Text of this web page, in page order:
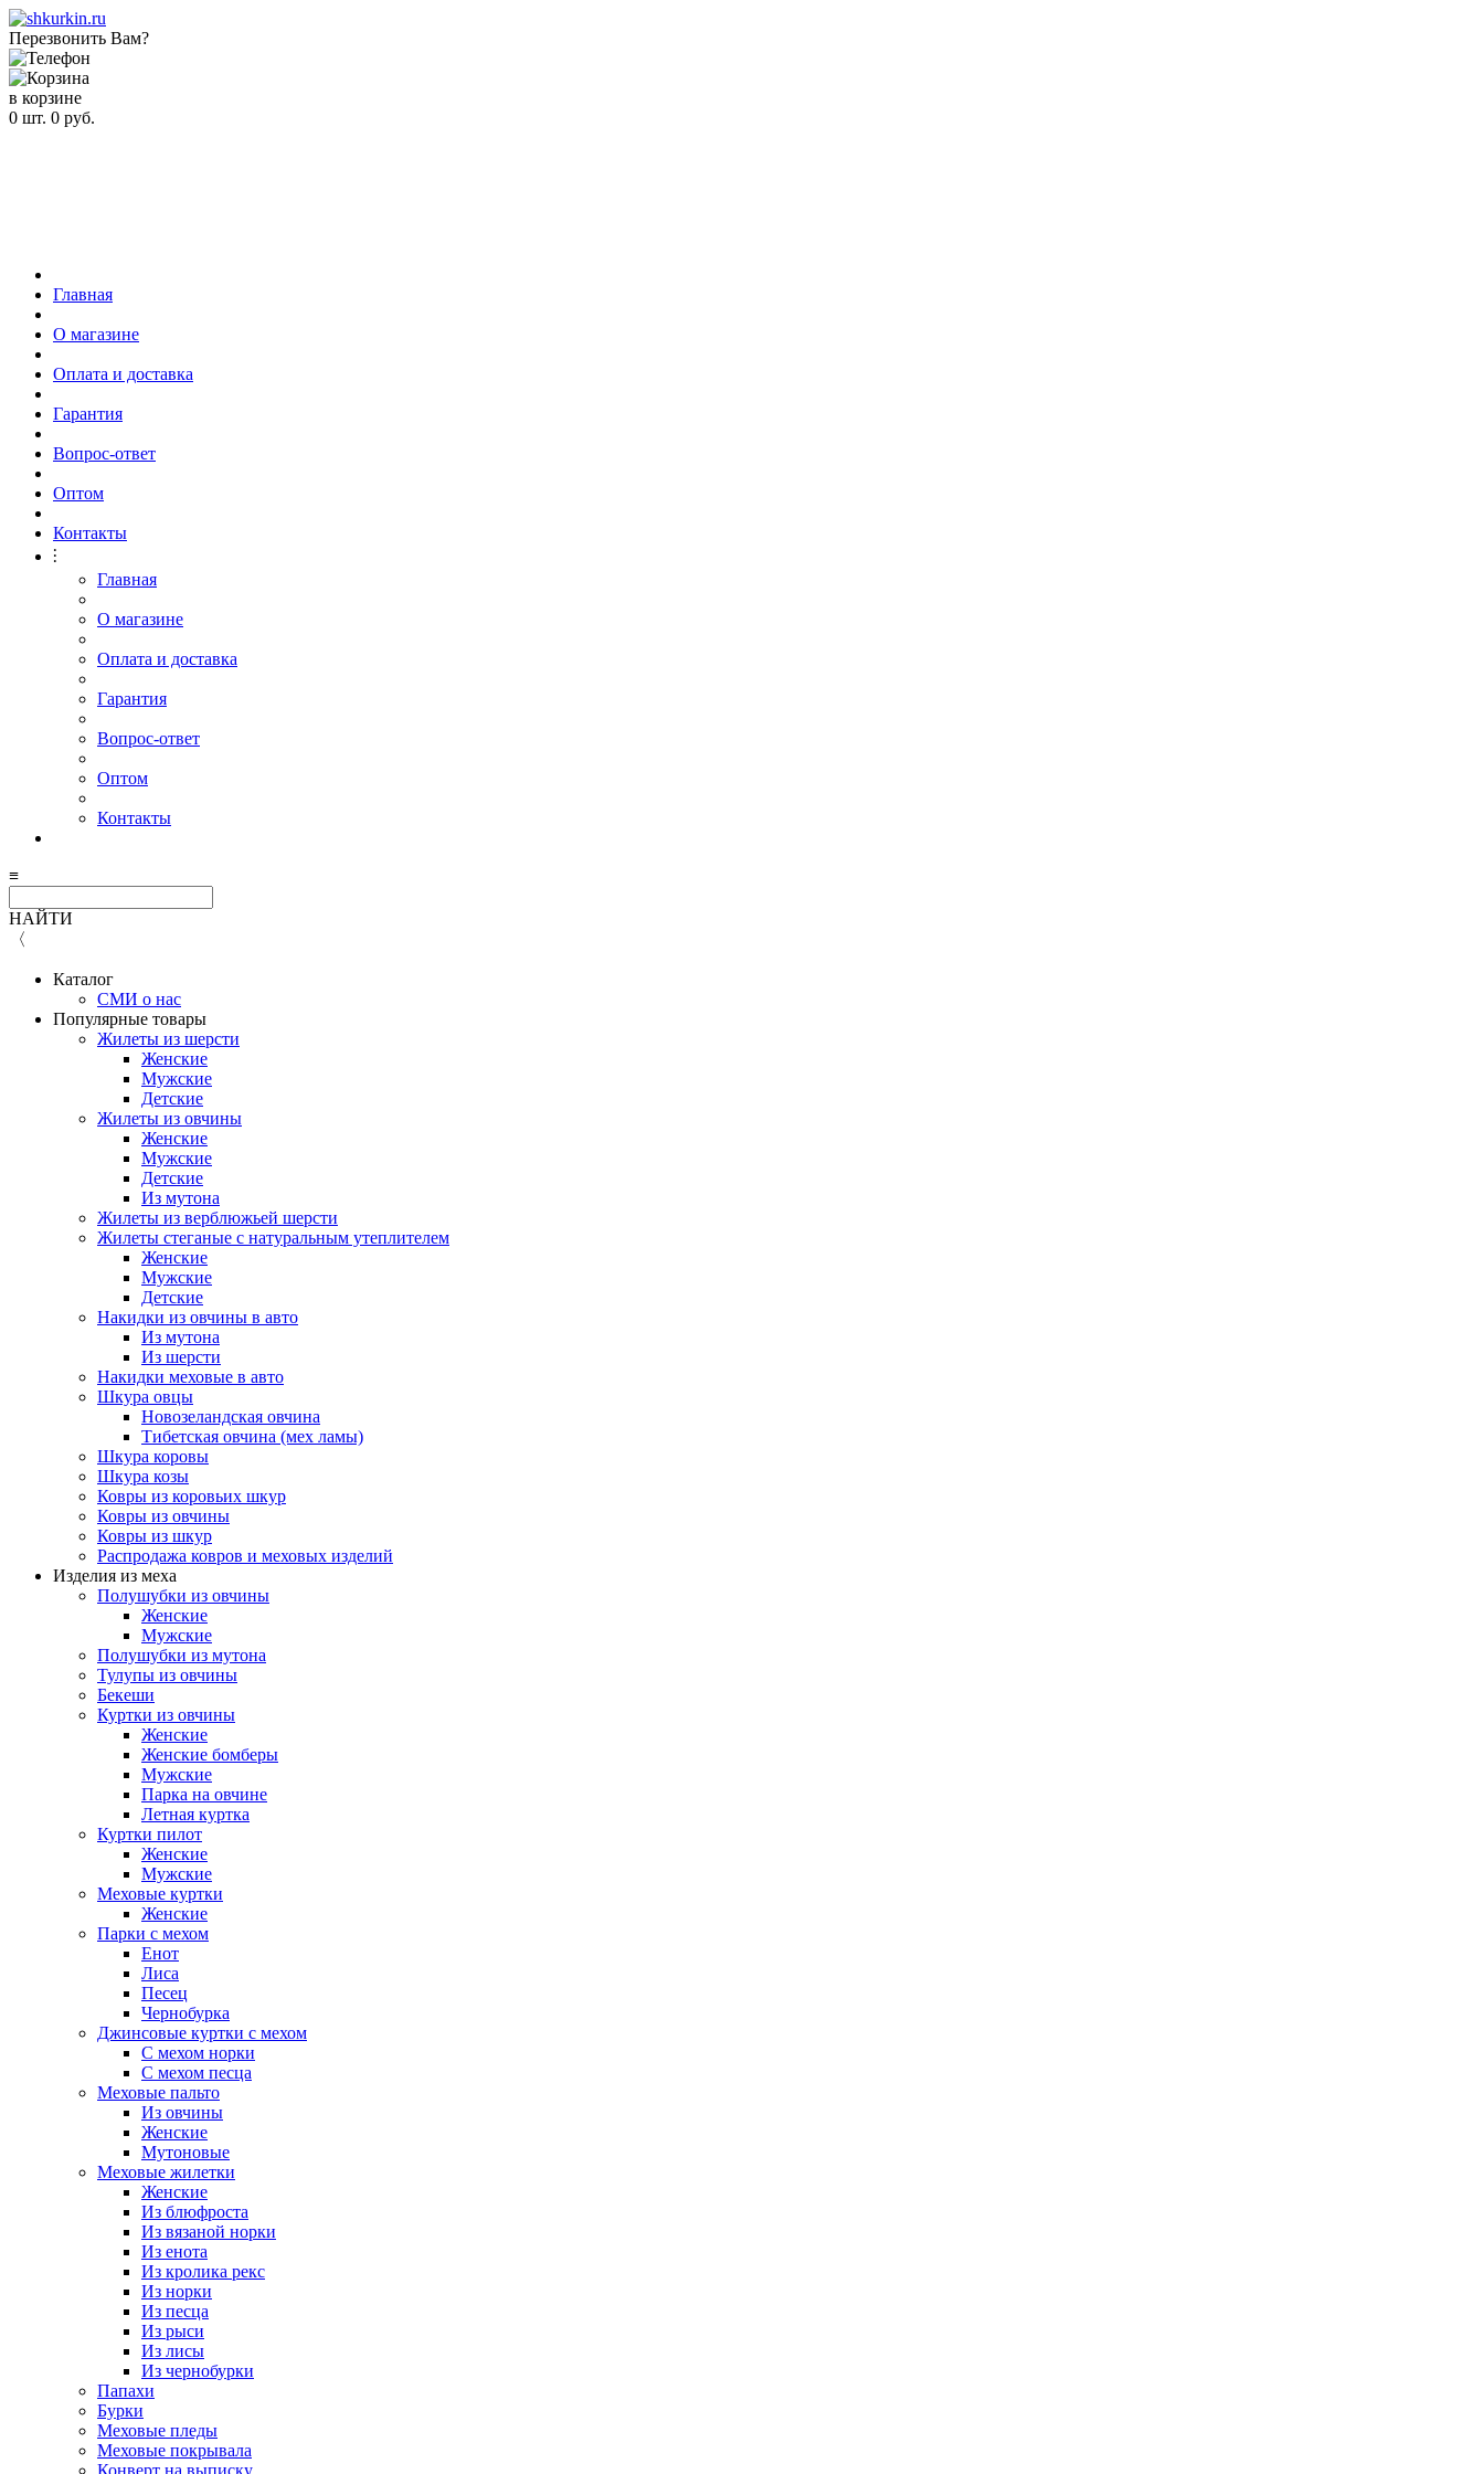
Перезвонить Вам?
в корзине
0 шт. 0 руб.
Главная
О магазине
Оплата и доставка
Гарантия
Вопрос-ответ
Оптом
Контакты
⫶
Главная
О магазине
Оплата и доставка
Гарантия
Вопрос-ответ
Оптом
Контакты
≡
НАЙТИ
〈
Каталог
СМИ о нас
Популярные товары
Жилеты из шерсти
Женские
Мужские
Детские
Жилеты из овчины
Женские
Мужские
Детские
Из мутона
Жилеты из верблюжьей шерсти
Жилеты стеганые с натуральным утеплителем
Женские
Мужские
Детские
Накидки из овчины в авто
Из мутона
Из шерсти
Накидки меховые в авто
Шкура овцы
Новозеландская овчина
Тибетская овчина (мех ламы)
Шкура коровы
Шкура козы
Ковры из коровьих шкур
Ковры из овчины
Ковры из шкур
Распродажа ковров и меховых изделий
Изделия из меха
Полушубки из овчины
Женские
Мужские
Полушубки из мутона
Тулупы из овчины
Бекеши
Куртки из овчины
Женские
Женские бомберы
Мужские
Парка на овчине
Летная куртка
Куртки пилот
Женские
Мужские
Меховые куртки
Женские
Парки с мехом
Енот
Лиса
Песец
Чернобурка
Джинсовые куртки с мехом
С мехом норки
С мехом песца
Меховые пальто
Из овчины
Женские
Мутоновые
Меховые жилетки
Женские
Из блюфроста
Из вязаной норки
Из енота
Из кролика рекс
Из норки
Из песца
Из рыси
Из лисы
Из чернобурки
Папахи
Бурки
Меховые пледы
Меховые покрывала
Конверт на выписку